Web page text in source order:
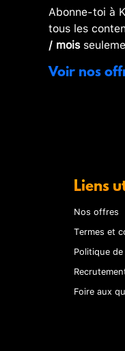
Abonne-toi à
tous les
/ mois
Voir nos
Liens
Nos offres
Termes et
Politique
Foire aux